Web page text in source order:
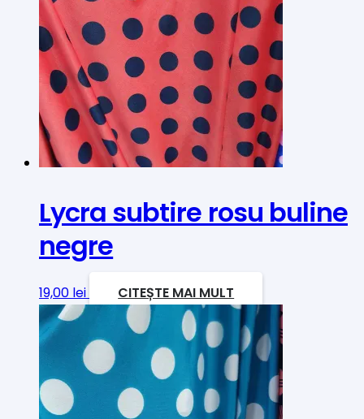
Lycra subtire rosu buline
negre
19,00 lei CITEȘTE MAI MULT